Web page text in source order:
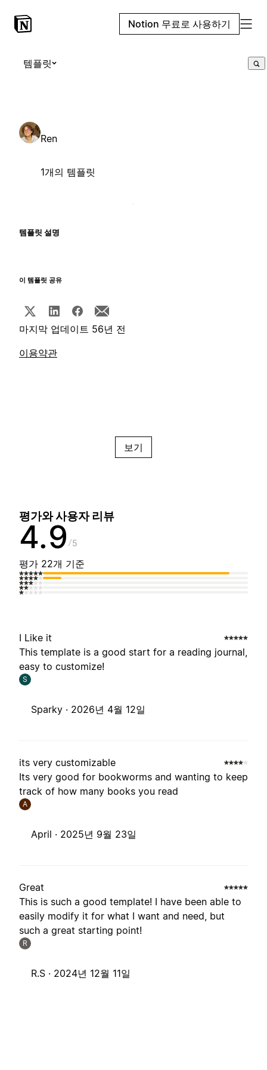
Notion 무료로 사용하기
템플릿
Ren
1개의 템플릿
템플릿 설명
이 템플릿 공유
마지막 업데이트 56년 전
이용약관
보기
평가와 사용자 리뷰
4.9 5
평가 22개 기준
I Like it
This template is a good start for a reading journal,
easy to customize!
S
Sparky · 2026년 4월 12일
its very customizable
Its very good for bookworms and wanting to keep
track of how many books you read
A
April · 2025년 9월 23일
Great
This is such a good template! I have been able to
easily modify it for what I want and need, but
such a great starting point!
R
R.S · 2024년 12월 11일